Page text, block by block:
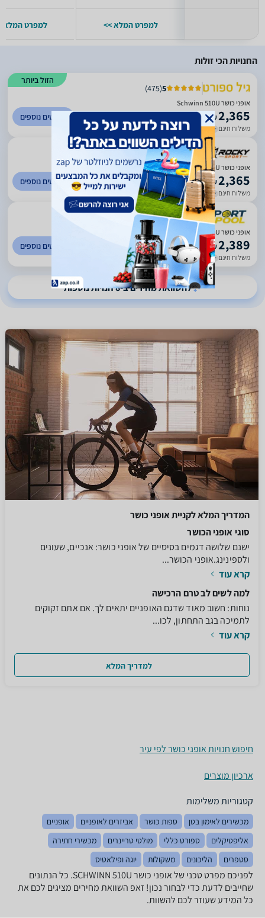
למפרט המלא >> למפרט המלא
החנויות הכי זולות
הזול ביותר
5
(
475
)
אופני כושר Schwinn 510U
₪2,365
משלוח חינם עד 5 ימי עסקים
לפרטים נוספים
4.71
(
774
)
אופני כושר Schwinn 510U
₪2,365
משלוח חינם עד 7 ימי עסקים
לפרטים נוספים
0
(
638
)
אופני כושר SCHWINN 510U ✅
₪2,389
משלוח חינם עד 7 ימי עסקים
לפרטים נוספים
להשוואת מחירים ב-8 חנויות נוספות
המדריך המלא לקניית אופני כושר
סוגי אופני הכושר
ישנם שלושה דגמים בסיסיים של אופני כושר: אנכיים, שעונים
ולספינינג.אופני הכושר...
קרא עוד
למה לשים לב טרם הרכישה
נוחות: חשוב מאוד שדגם האופניים יתאים לך. אם אתם זקוקים
לתמיכה בגב התחתון, לכו...
קרא עוד
למדריך המלא
חיפוש חנויות אופני כושר לפי עיר
ארכיון מוצרים
קטגוריות משלימות
מכשירים לאימון בטן ספות כושר אביזרים לאופניים
אופניים
אליפטיקלים
ספורט כללי מולטי טריינרים
מכשירי חתירה
סטפרים
הליכונים משקולות יוגה ופילאטיס
לפניכם מפרט טכני של אופני כושר SCHWINN 510U. כל הנתונים
שחייבים לדעת כדי לבחור נכון! זאפ השוואת מחירים מציגים לכם את
כל המידע שעוזר לכם להשוות.